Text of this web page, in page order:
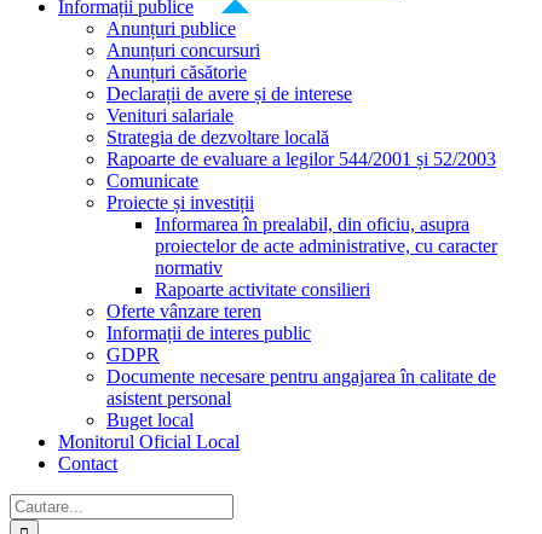
Informații publice
Anunțuri publice
Anunțuri concursuri
Anunțuri căsătorie
Declarații de avere și de interese
Venituri salariale
Strategia de dezvoltare locală
Rapoarte de evaluare a legilor 544/2001 și 52/2003
Comunicate
Proiecte și investiții
Informarea în prealabil, din oficiu, asupra
proiectelor de acte administrative, cu caracter
normativ
Rapoarte activitate consilieri
Oferte vânzare teren
Informații de interes public
GDPR
Documente necesare pentru angajarea în calitate de
asistent personal
Buget local
Monitorul Oficial Local
Contact
Cautare...